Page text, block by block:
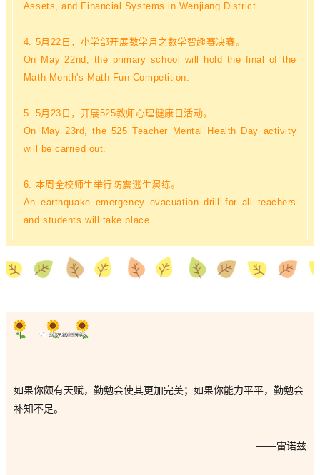
Assets, and Financial Systems in Wenjiang District.
4. 5月22日，小学部开展数学月之数学智趣赛决赛。
On May 22nd, the primary school will hold the final of the
Math Month's Math Fun Competition.
5. 5月23日，开展525教师心理健康日活动。
On May 23rd, the 525 Teacher Mental Health Day activity
will be carried out.
6. 本周全校师生举行防震逃生演练。
An earthquake emergency evacuation drill for all teachers
and students will take place.
如果你颇有天赋，勤勉会使其更加完美；如果你能力平平，勤勉会
补知不足。
——雷诺兹